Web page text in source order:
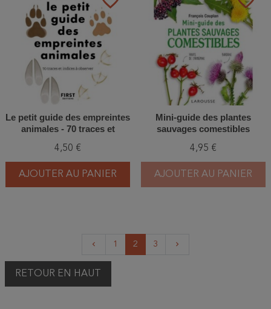
Le petit guide des empreintes
animales - 70 traces et
4,50 €
AJOUTER AU PANIER
Mini-guide des plantes
sauvages comestibles
4,95 €
AJOUTER AU PANIER
keyboard_arrow_left Précédent
1 2 3 keyboard_arrow_right
RETOUR EN HAUT